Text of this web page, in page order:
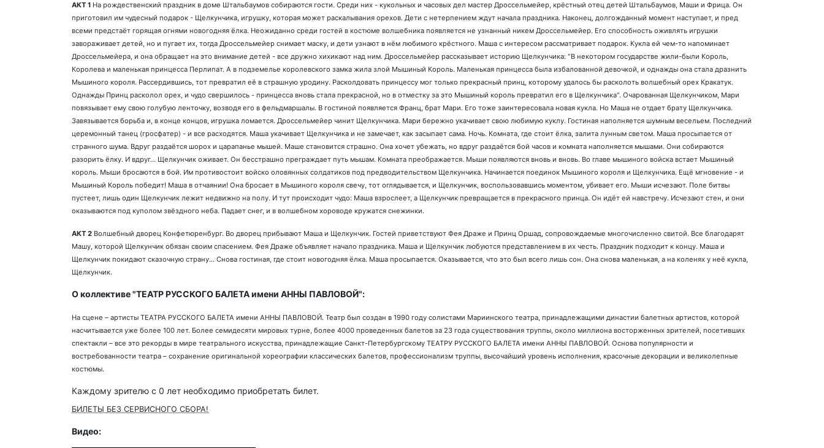
АКТ 1 На рождественский праздник в доме Штальбаумов собираются гости. Среди них - кукольных и часовых дел мастер Дроссельмейер, крёстный отец детей Штальбаумов, Маши и Фрица. Он
приготовил им чудесный подарок - Щелкунчика, игрушку, которая может раскалывания орехов. Дети с нетерпением ждут начала праздника. Наконец, долгожданный момент наступает, и пред
всеми предстаёт горящая огнями новогодняя ёлка. Неожиданно среди гостей в костюме волшебника появляется не узнанный никем Дроссельмейер. Его способность оживлять игрушки
завораживает детей, но и пугает их, тогда Дроссельмейер снимает маску, и дети узнают в нём любимого крёстного. Маша с интересом рассматривает подарок. Кукла ей чем-то напоминает
Дроссельмейера, и она обращает на это внимание детей - все дружно хихикают над ним. Дроссельмейер рассказывает историю Щелкунчика: "В некотором государстве жили-были Король,
Королева и маленькая принцесса Перлипат. А в подземелье королевского замка жила злой Мышиный Король. Маленькая принцесса была избалованной девочкой, и однажды она стала дразнить
Мышиного короля. Рассердившись, тот превратил её в страшную уродину. Расколдовать принцессу мог только прекрасный принц, которому удалось бы расколоть волшебный орех Кракатук.
Однажды Принц расколол орех, и чудо свершилось - принцесса вновь стала прекрасной, но в отместку за это Мышиный король превратил его в Щелкунчика". Очарованная Щелкунчиком, Мари
повязывает ему свою голубую ленточку, возводя его в фельдмаршалы. В гостиной появляется Франц, брат Мари. Его тоже заинтересовала новая кукла. Но Маша не отдает брату Щелкунчика.
Завязывается борьба и, в конце концов, игрушка ломается. Дроссельмейер чинит Щелкунчика. Мари бережно укачивает свою любимую куклу. Гостиная наполняется шумным весельем. Последний
церемонный танец (гросфатер) - и все расходятся. Маша укачивает Щелкунчика и не замечает, как засыпает сама. Ночь. Комната, где стоит ёлка, залита лунным светом. Маша просыпается от
странного шума. Вдруг раздаётся шорох и царапанье мышей. Маше становится страшно. Она хочет убежать, но вдруг раздаётся бой часов и комната наполняется мышами. Они собираются
разорить ёлку. И вдруг... Щелкунчик оживает. Он бесстрашно преграждает путь мышам. Комната преображается. Мыши появляются вновь и вновь. Во главе мышиного войска встает Мышиный
король. Мыши бросаются в бой. Им противостоит войско оловянных солдатиков под предводительством Щелкунчика. Начинается поединок Мышиного короля и Щелкунчика. Ещё мгновение - и
Мышиный Король победит! Маша в отчаянии! Она бросает в Мышиного короля свечу, тот оглядывается, и Щелкунчик, воспользовавшись моментом, убивает его. Мыши исчезают. Поле битвы
пустеет, лишь один Щелкунчик лежит недвижно на полу. И тут происходит чудо: Маша взрослеет, а Щелкунчик превращается в прекрасного принца. Он идёт ей навстречу. Исчезают стен, и они
оказываются под куполом звёздного неба. Падает снег, и в волшебном хороводе кружатся снежинки.
АКТ 2 Волшебный дворец Конфетюренбург. Во дворец прибывают Маша и Щелкунчик. Гостей приветствуют Фея Драже и Принц Оршад, сопровождаемые многочисленно свитой. Все благодарят
Машу, которой Щелкунчик обязан своим спасением. Фея Драже объявляет начало праздника. Маша и Щелкунчик любуются представлением в их честь. Праздник подходит к концу. Маша и
Щелкунчик покидают сказочную страну... Снова гостиная, где стоит новогодняя ёлка. Маша просыпается. Оказывается, что это был всего лишь сон. Она снова маленькая, а на коленях у неё кукла,
Щелкунчик.
О коллективе "ТЕАТР РУССКОГО БАЛЕТА имени АННЫ ПАВЛОВОЙ":
На сцене – артисты ТЕАТРА РУССКОГО БАЛЕТА имени АННЫ ПАВЛОВОЙ. Театр был создан в 1990 году солистами Мариинского театра, принадлежащими династии балетных артистов, которой
насчитывается уже более 100 лет. Более семидесяти мировых турне, более 4000 проведенных балетов за 23 года существования труппы, около миллиона восторженных зрителей, посетивших
спектакли – все это рекорды в мире театрального искусства, принадлежащие Санкт-Петербургскому ТЕАТРУ РУССКОГО БАЛЕТА имени АННЫ ПАВЛОВОЙ. Основа популярности и
востребованности театра – сохранение оригинальной хореографии классических балетов, профессионализм труппы, высочайший уровень исполнения, красочные декорации и великолепные
костюмы.
Каждому зрителю c 0 лет необходимо приобретать билет.
БИЛЕТЫ БЕЗ СЕРВИСНОГО СБОРА!
Видео: